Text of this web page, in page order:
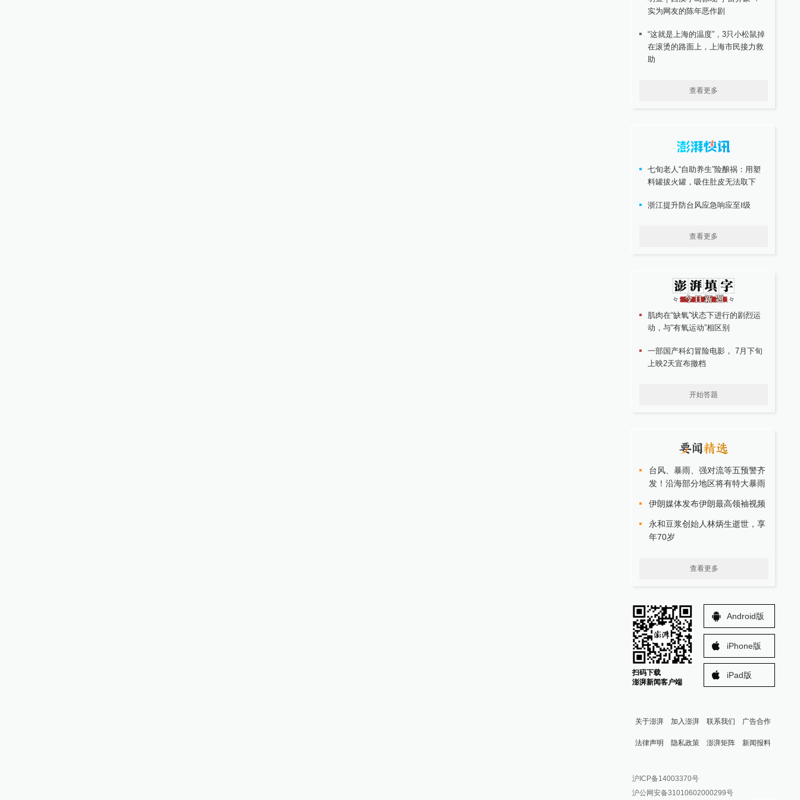
实为网友的陈年恶作剧
“这就是上海的温度”，3只小松鼠掉
在滚烫的路面上，上海市民接力救
助
查看更多
七旬老人“自助养生”险酿祸：用塑
料罐拔火罐，吸住肚皮无法取下
浙江提升防台风应急响应至Ⅰ级
查看更多
肌肉在“缺氧”状态下进行的剧烈运
动，与“有氧运动”相区别
一部国产科幻冒险电影， 7月下旬
上映2天宣布撤档
开始答题
台风、暴雨、强对流等五预警齐
发！沿海部分地区将有特大暴雨
伊朗媒体发布伊朗最高领袖视频
永和豆浆创始人林炳生逝世，享
年70岁
查看更多
扫码下载
澎湃新闻客户端
Android版
iPhone版
iPad版
关于澎湃 加入澎湃 联系我们 广告合作
法律声明 隐私政策 澎湃矩阵
澎湃新闻公众号
澎湃新闻抖音号
新闻报料
报料邮箱: news@thepaper.cn
沪ICP备14003370号
沪公网安备31010602000299号